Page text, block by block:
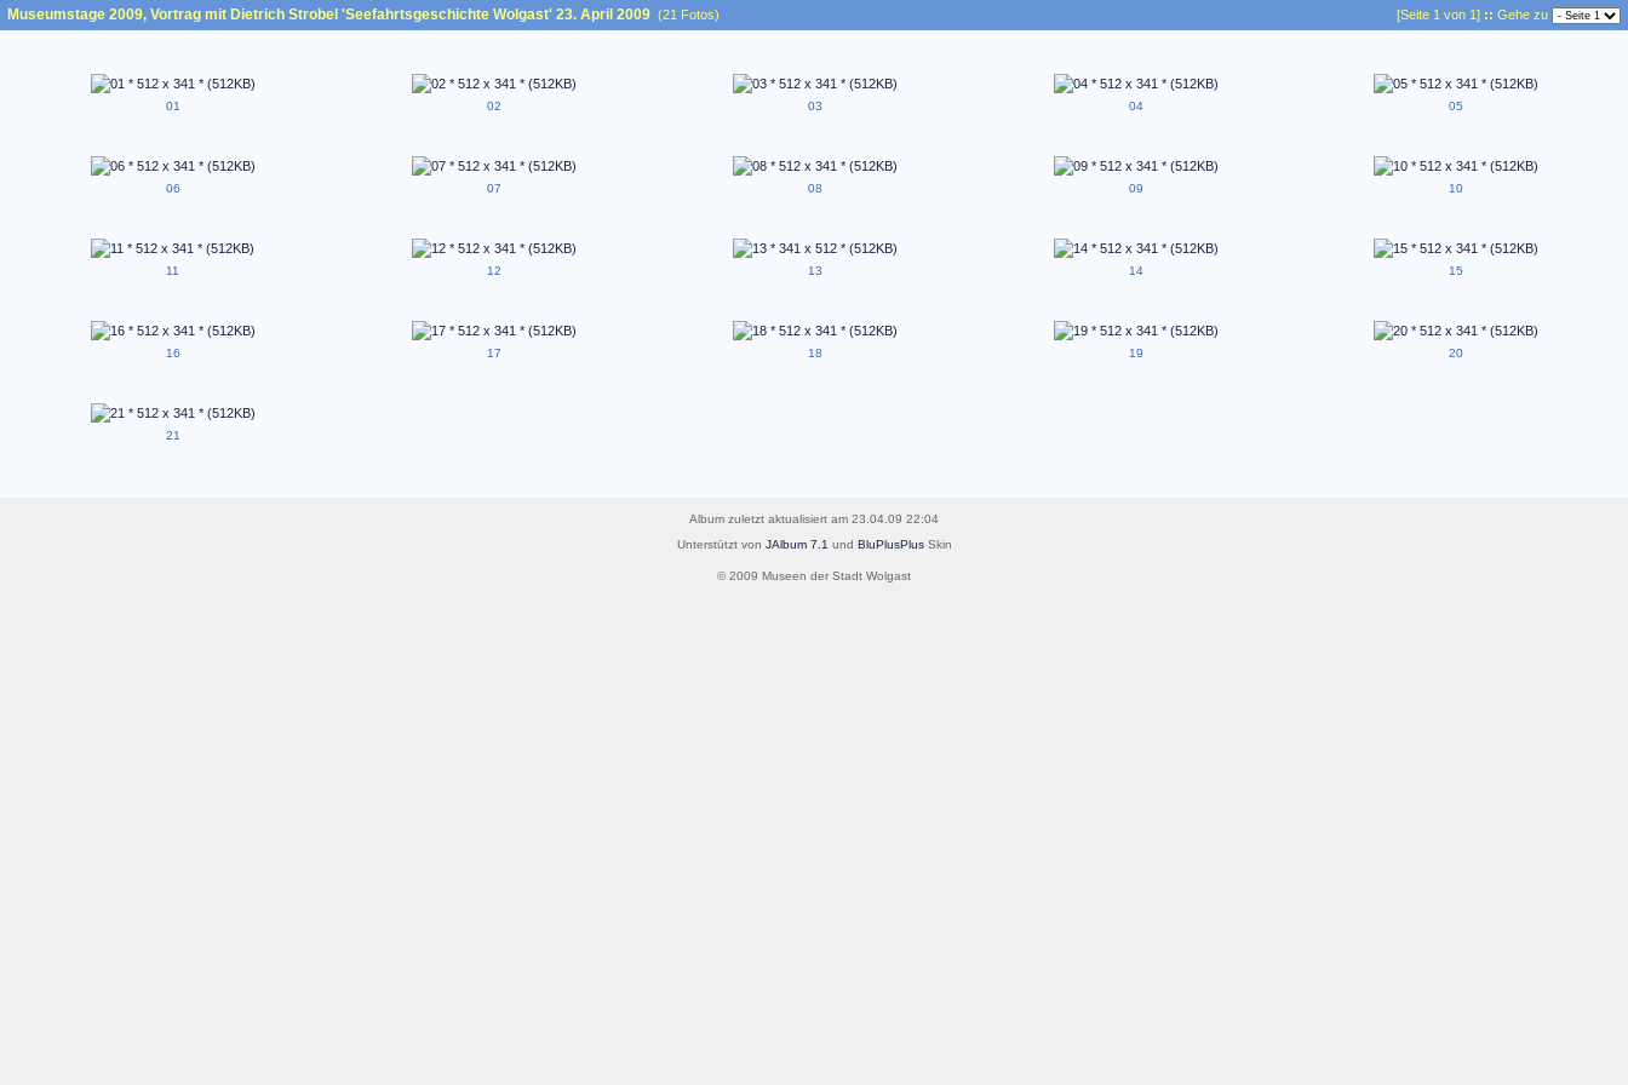
Museumstage 2009, Vortrag mit Dietrich Strobel 'Seefahrtsgeschichte Wolgast' 23. April 2009 (21 Fotos) [Seite 1 von 1] :: Gehe zu
01 02 03 04 05
06 07 08 09 10
11 12 13 14 15
16 17 18 19 20
21
Album zuletzt aktualisiert am 23.04.09 22:04
Unterstützt von JAlbum 7.1 und BluPlusPlusSkin
© 2009 Museen der Stadt Wolgast